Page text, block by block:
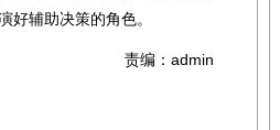
好辅助决策的角色。
责编：admin